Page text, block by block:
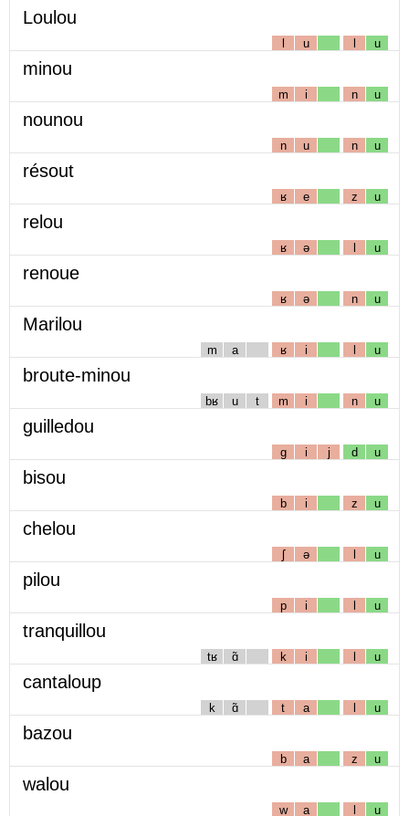
Loulou
l u l u
minou
m i n u
nounou
n u n u
résout
ʁ e z u
relou
ʁ ə l u
renoue
ʁ ə n u
Marilou
m a ʁ i l u
broute-minou
bʁ u t m i n u
guilledou
g i j d u
bisou
b i z u
chelou
ʃ ə l u
pilou
p i l u
tranquillou
tʁ ɑ̃ k i l u
cantaloup
k ɑ̃ t a l u
bazou
b a z u
walou
w a l u